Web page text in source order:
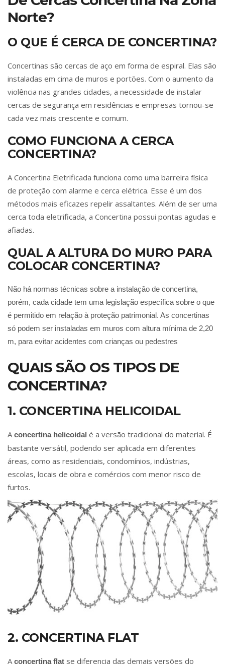
Norte?
O QUE É CERCA DE CONCERTINA?
Concertinas são cercas de aço em forma de espiral. Elas são
instaladas em cima de muros e portões. Com o aumento da
violência nas grandes cidades, a necessidade de instalar
cercas de segurança em residências e empresas tornou-se
cada vez mais crescente e comum.
COMO FUNCIONA A CERCA
CONCERTINA?
A Concertina Eletrificada funciona como uma barreira física
de proteção com alarme e cerca elétrica. Esse é um dos
métodos mais eficazes repelir assaltantes. Além de ser uma
cerca toda eletrificada, a Concertina possui pontas agudas e
afiadas.
QUAL A ALTURA DO MURO PARA
COLOCAR CONCERTINA?
Não há normas técnicas sobre a instalação de concertina,
porém, cada cidade tem uma legislação específica sobre o que
é permitido em relação à proteção patrimonial. As concertinas
só podem ser instaladas em muros com altura mínima de 2,20
m, para evitar acidentes com crianças ou pedestres
QUAIS SÃO OS TIPOS DE
CONCERTINA?
1. CONCERTINA HELICOIDAL
Aconcertina helicoidal é a versão tradicional do material. É
bastante versátil, podendo ser aplicada em diferentes
áreas, como as residenciais, condomínios, indústrias,
escolas, locais de obra e comércios com menor risco de
furtos.
2. CONCERTINA FLAT
A concertina flat se diferencia das demais versões do